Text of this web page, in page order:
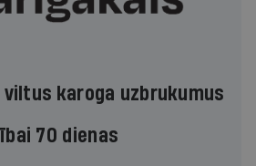
viltus karoga uzbrukumus
70 dienas